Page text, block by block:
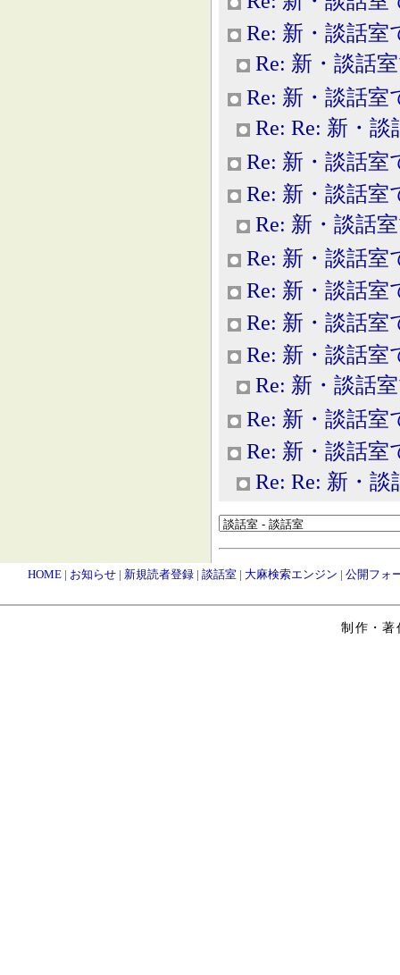
Re: 新・談話室
Re: 新・談話
Re: 新・談話室
Re: Re: 新・
Re: 新・談話室
Re: 新・談話室
Re: 新・談話
Re: 新・談話室
Re: 新・談話室
Re: 新・談話室
Re: 新・談話室
Re: 新・談話
Re: 新・談話室
Re: 新・談話室
Re: Re: 新・
HOME | お知らせ | 新規読者登録 | 談話室 | 大麻検索エンジン | 公開フォ
制作・